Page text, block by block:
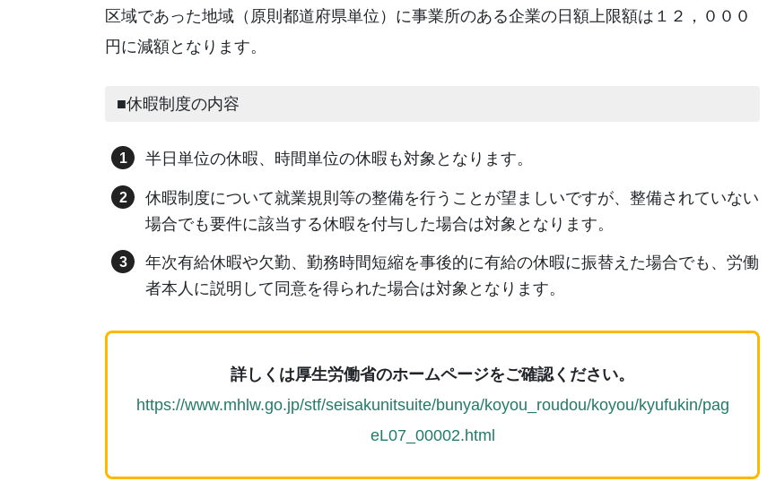
区域であった地域（原則都道府県単位）に事業所のある企業の日額上限額は１２，０００
円に減額となります。
■休暇制度の内容
半日単位の休暇、時間単位の休暇も対象となります。
休暇制度について就業規則等の整備を行うことが望ましいですが、整備されていない
場合でも要件に該当する休暇を付与した場合は対象となります。
年次有給休暇や欠勤、勤務時間短縮を事後的に有給の休暇に振替えた場合でも、労働
者本人に説明して同意を得られた場合は対象となります。
詳しくは厚生労働省のホームページをご確認ください。
https://www.mhlw.go.jp/stf/seisakunitsuite/bunya/koyou_roudou/koyou/kyufukin/pag
eL07_00002.html